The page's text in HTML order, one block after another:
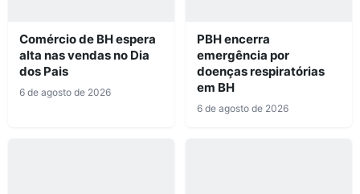
Comércio de BH espera
alta nas vendas no Dia
dos Pais
6 de agosto de 2026
PBH encerra
emergência por
doenças respiratórias
em BH
6 de agosto de 2026